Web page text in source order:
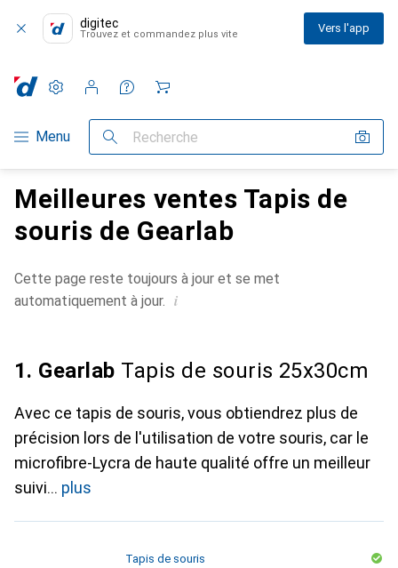
digitec
Trouvez et commandez plus vite Vers l'app
Navigation par catégorie
Menu Recherche
Paramètres
Compte client
Listes de comparaison
Listes d'envies
Panier
Meilleures ventes Tapis de
souris de Gearlab
Cette page reste toujours à jour et se met
automatiquement à jour. i
1. Gearlab Tapis de souris 25x30cm
Avec ce tapis de souris, vous obtiendrez plus de
précision lors de l'utilisation de votre souris, car le
microfibre-Lycra de haute qualité offre un meilleur
suivi
plus
Tapis de souris